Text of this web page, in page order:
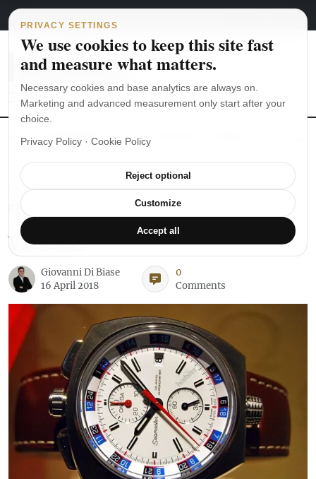
Skip to content
Main Navigation
August 6, 2026 italiano
The Seiko SKX007 diver’s watch hands-on
OMEGA
The Omega Bullhead
watch
Giovanni Di Biase
16 April 2018
0
Comments
PRIVACY SETTINGS
We use cookies to keep this site fast
and measure what matters.
Necessary cookies and base analytics are always on.
Marketing and advanced measurement only start after your
choice.
Privacy Policy · Cookie Policy
Reject optional
Customize
Accept all